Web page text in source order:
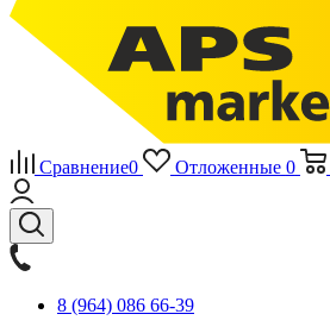
Сравнение0 Отложенные 0
8 (964) 086 66-39